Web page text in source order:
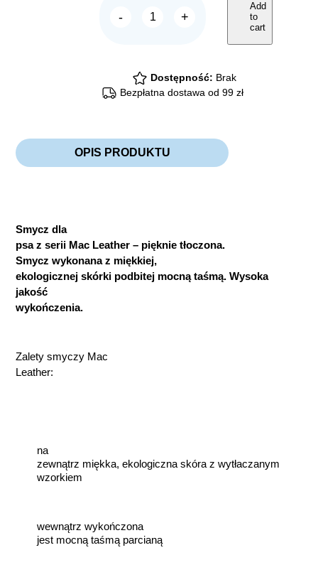
-
Mac
+
Add
to
cart
Dostępność: Brak
Bezpłatna dostawa od 99 zł
OPIS PRODUKTU
Smycz dla
psa z serii Mac Leather – pięknie tłoczona.
Smycz wykonana z miękkiej,
ekologicznej skórki podbitej mocną taśmą. Wysoka
jakość
wykończenia.
Zalety smyczy Mac
Leather:
na
zewnątrz miękka, ekologiczna skóra z wytłaczanym
wzorkiem
wewnątrz wykończona
jest mocną taśmą parcianą